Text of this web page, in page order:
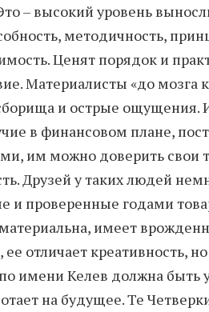
– высокий уровень
методичность,
Ценят порядок и
Материалисты «до мозга
и острые ощущения.
в финансовом плане,
им можно доверить свои
Друзей у таких людей
и проверенные годами
имеет
отличает креативность,
имени Келев должна быть
на будущее. Те